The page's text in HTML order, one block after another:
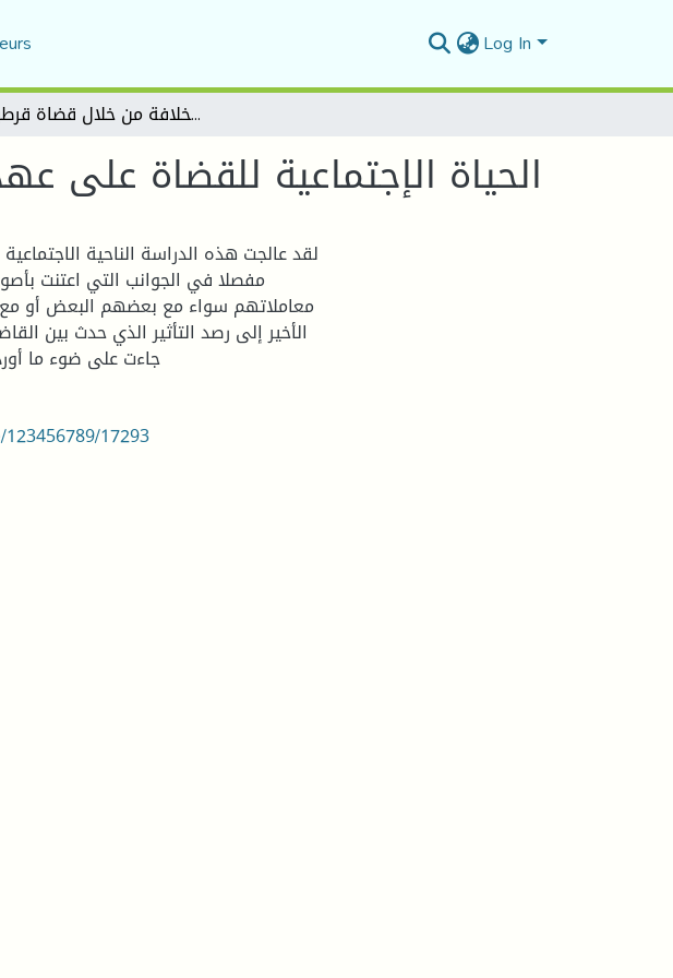
Log In
الحياة الإجتماعية للقضاة على عهدي الإمارة والخلافة من خلال قضاة قرطبة
الحياة الإجتماعية للقضاة على
لقد عالجت هذه الدراسة الناحية
مفصلا في الجوانب التي اعتنت
معاملاتهم سواء مع بعضهم البعض أو
الأخير إلى رصد التأثير الذي حدث بين
جاءت على ضوء ما
123456789/17293